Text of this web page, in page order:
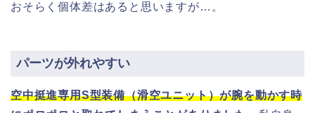
おそらく個体差はあると思いますが…。
パーツが外れやすい
空中挺進専用S型装備（滑空ユニット）が腕を動かす時